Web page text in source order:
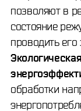
позволяют в
состояние
проводить
обработки